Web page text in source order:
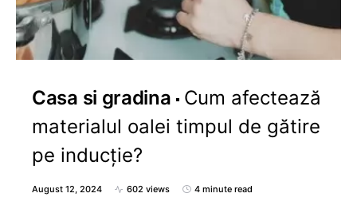
Casa si gradina
Cum afectează
materialul oalei timpul de gătire
pe inducție?
August 12, 2024 602 views 4 minute read